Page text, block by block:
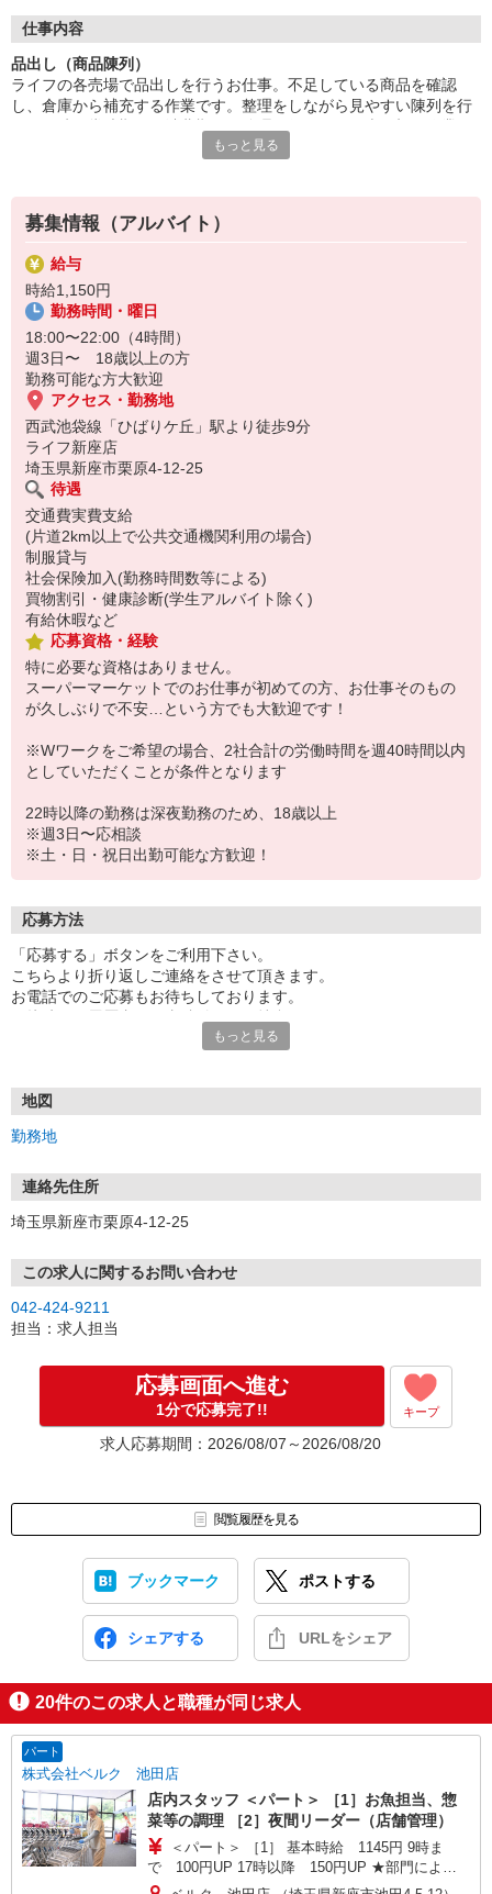
■笑顔で働ける職場
アットホームな雰囲気のお店です。長期で活躍するスタッフに
は、お客さまから笑顔でお声がけをいただくことも。最初は、覚
えていただく作業が多く感じるかもしれませんが、難しいお仕事
はありませんので、どなたでも楽しく働くことができます。
仕事内容
品出し（商品陳列）
ライフの各売場で品出しを行うお仕事。不足している商品を確認
し、倉庫から補充する作業です。整理をしながら見やすい陳列を行
簡単な清掃をお任せすることも。困っているお客さまへのお声がけ
もっと見る
募集情報（アルバイト）
給与
時給1,150円
勤務時間・曜日
18:00〜22:00（4時間）
週3日〜 18歳以上の方
勤務可能な方大歓迎
アクセス・勤務地
西武池袋線「ひばりケ丘」駅より徒歩9分
ライフ新座店
埼玉県新座市栗原4-12-25
待遇
交通費実費支給
(片道2km以上で公共交通機関利用の場合)
制服貸与
社会保険加入(勤務時間数等による)
買物割引・健康診断(学生アルバイト除く)
有給休暇など
応募資格・経験
特に必要な資格はありません。
スーパーマーケットでのお仕事が初めての方、お仕事そのもの
が久しぶりで不安…という方でも大歓迎です！
※Wワークをご希望の場合、2社合計の労働時間を週40時間以内
としていただくことが条件となります
22時以降の勤務は深夜勤務のため、18歳以上
※週3日〜応相談
※土・日・祝日出勤可能な方歓迎！
応募方法
「応募する」ボタンをご利用下さい。
こちらより折り返しご連絡をさせて頂きます。
お電話でのご応募もお待ちしております。
もっと見る
地図
勤務地
連絡先住所
埼玉県新座市栗原4-12-25
この求人に関するお問い合わせ
042-424-9211
担当：求人担当
応募画面へ進む
1分で応募完了!! キープ
求人応募期間：2026/08/07～2026/08/20
閲覧履歴を見る
ブックマーク ポストする
シェアする URLをシェア
20件のこの求人と職種が同じ求人
パート
株式会社ベルク 池田店
店内スタッフ ＜パート＞ ［1］お魚担当、惣
菜等の調理 ［2］夜間リーダー（店舗管理）
＜パート＞ ［1］ 基本時給 1145円 9時ま
で 100円UP 17時以降 150円UP ★部門により
別途手当がつく場合あり ［2］ 9時〜17時 基本